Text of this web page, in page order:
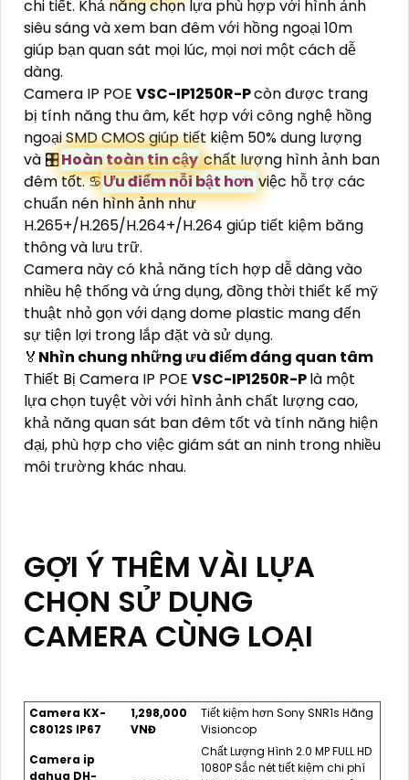
chi tiết. Khả năng chọn lựa phù hợp với hình ảnh
siêu sáng và xem ban đêm với hồng ngoại 10m
giúp bạn quan sát mọi lúc, mọi nơi một cách dễ
dàng.
Camera IP POE VSC-IP1250R-Pcòn được trang
bị tính năng thu âm, kết hợp với công nghệ hồng
ngoại SMD CMOS giúp tiết kiệm 50% dung lượng
và 🎛Hoàn toàn tin cậychất lượng hình ảnh ban
đêm tốt. ♋Ưu điểm nỗi bật hơn việc hỗ trợ các
chuẩn nén hình ảnh như
H.265+/H.265/H.264+/H.264 giúp tiết kiệm băng
thông và lưu trữ.
Camera này có khả năng tích hợp dễ dàng vào
nhiều hệ thống và ứng dụng, đồng thời thiết kế mỹ
thuật nhỏ gọn với dạng dome plastic mang đến
sự tiện lợi trong lắp đặt và sử dụng.
️🏅 Nhìn chung những ưu điểm đáng quan tâm
Thiết Bị Camera IP POE VSC-IP1250R-Plà một
lựa chọn tuyệt vời với hình ảnh chất lượng cao,
khả năng quan sát ban đêm tốt và tính năng hiện
đại, phù hợp cho việc giám sát an ninh trong nhiều
môi trường khác nhau.
GỢI Ý THÊM VÀI LỰA
CHỌN SỬ DỤNG
CAMERA CÙNG LOẠI
Camera KX-
C8012S IP67
1,298,000
VNĐ
Tiết kiệm hơn Sony SNR1s Hãng
Visioncop
Camera ip
dahua DH-
Chất Lượng Hình 2.0 MP FULL HD
1080P Sắc nét tiết kiệm chi phí